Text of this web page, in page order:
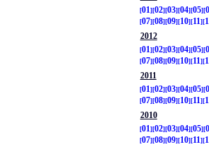
01
02 03 04 05
07 08 09 10 11
2012
01
02 03 04 05
07 08 09 10 11
2011
01
02 03 04 05
07 08 09 10 11
2010
01
02 03 04 05
07 08 09 10 11